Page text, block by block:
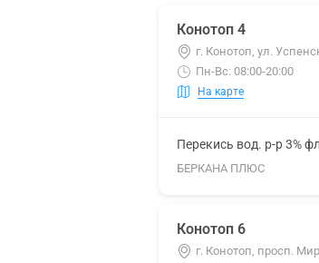
Конотоп 4
г. Конотоп, ул.
Пн-Вс: 08:00-20:00
На карте
Перекись вод. р-р 3%
БЕРКАНА ПЛЮС
Конотоп 6
г. Конотоп, просп.